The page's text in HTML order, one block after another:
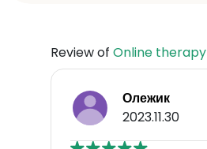
Review of Online therapy
Олежик
2023.11.30